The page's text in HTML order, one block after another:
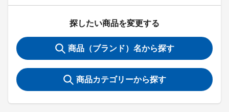
探したい商品を変更する
商品（ブランド）名から探す
商品カテゴリーから探す